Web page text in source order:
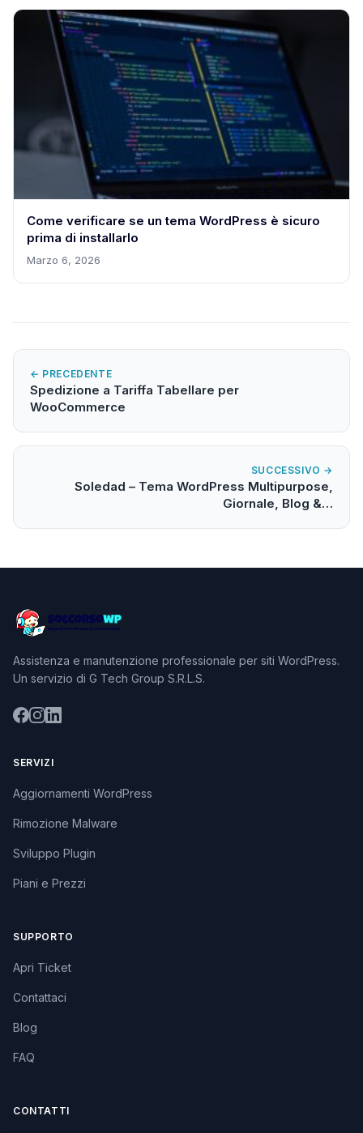
Come verificare se un tema WordPress è sicuro
prima di installarlo
Marzo 6, 2026
← PRECEDENTE
Spedizione a Tariffa Tabellare per
WooCommerce
SUCCESSIVO →
Soledad – Tema WordPress Multipurpose,
Giornale, Blog &…
Assistenza e manutenzione professionale per siti WordPress.
Un servizio di G Tech Group S.R.L.S.
SERVIZI
Aggiornamenti WordPress
Rimozione Malware
Sviluppo Plugin
Piani e Prezzi
SUPPORTO
Apri Ticket
Contattaci
Blog
FAQ
CONTATTI